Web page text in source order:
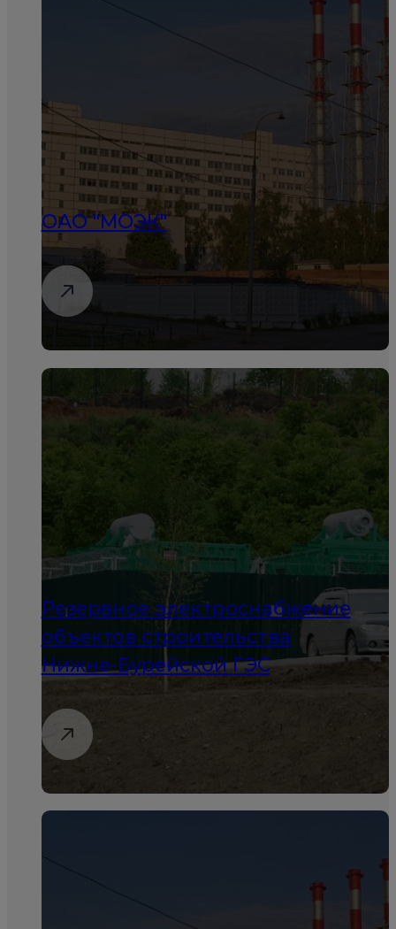
ОАО "МОЭК"
Резервное электроснабжение
объектов строительства
Нижне-Бурейской ГЭС